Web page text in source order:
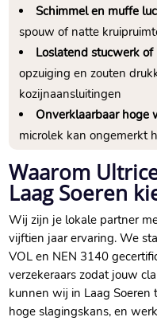
Schimmel en muffe
spouw of natte
Loslatend stucwerk
opzuiging en zouten
kozijnaansluitingen
Onverklaarbaar hoge
microlek kan ongemerkt
Waarom
Laag Soeren
Wij zijn je lokale partner
vijftien jaar ervaring.​ We
VOL en NEN 3140
verzekeraars zodat jouw
kunnen wij in Laag Soeren
hoge slagingskans, en